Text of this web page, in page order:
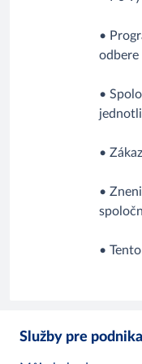
•
odbere
•
•
•
•
Služby pre